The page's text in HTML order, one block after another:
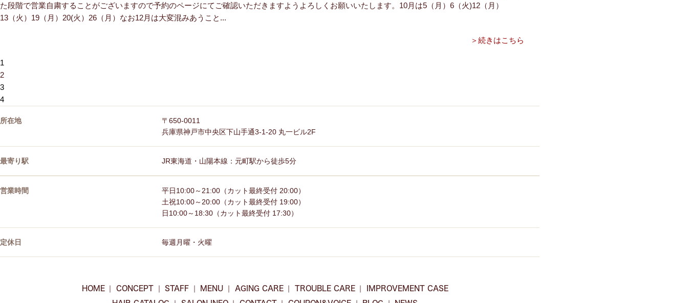
た段階で営業自粛することがございますので予約のページにてご確認いただきますようよろしくお願いいたします。10月は5（月）6（火)12（月）
13（火）19（月）20(火）26（月）なお12月は大変混みあうこと...
＞続きはこちら
1
2
3
4
所在地
〒650-0011
兵庫県神戸市中央区下山手通3-1-20 丸一ビル2F
最寄り駅 JR東海道・山陽本線：元町駅から徒歩5分
営業時間
平日10:00～21:00（カット最終受付 20:00）
土祝10:00～20:00（カット最終受付 19:00）
日10:00～18:30（カット最終受付 17:30）
定休日 毎週月曜・火曜
HOME CONCEPT STAFF MENU AGING CARE TROUBLE CARE
IMPROVEMENT CASE